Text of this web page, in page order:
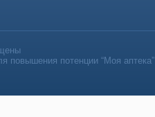
повышения потенции “Моя